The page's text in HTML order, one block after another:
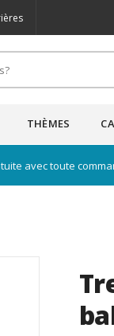
THÈMES
avec toute